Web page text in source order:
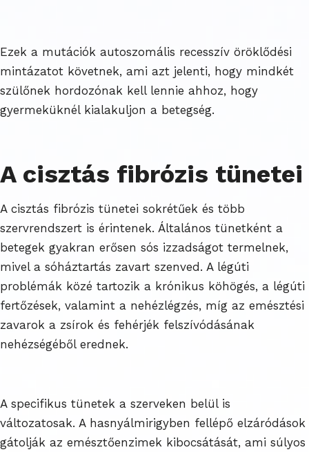
Ezek a mutációk autoszomális recesszív öröklődési
mintázatot követnek, ami azt jelenti, hogy mindkét
szülőnek hordozónak kell lennie ahhoz, hogy
gyermeküknél kialakuljon a betegség.
A cisztás fibrózis tünetei
A cisztás fibrózis tünetei sokrétűek és több
szervrendszert is érintenek. Általános tünetként a
betegek gyakran erősen sós izzadságot termelnek,
mivel a sóháztartás zavart szenved. A légúti
problémák közé tartozik a krónikus köhögés, a légúti
fertőzések, valamint a nehézlégzés, míg az emésztési
zavarok a zsírok és fehérjék felszívódásának
nehézségéből erednek.
A specifikus tünetek a szerveken belül is
változatosak. A hasnyálmirigyben fellépő elzáródások
gátolják az emésztőenzimek kibocsátását, ami súlyos